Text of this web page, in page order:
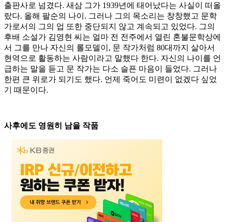
출판사로 넘겼다. 새삼 그가 1939년에 태어났다는 사실이 떠올
랐다. 올해 팔순의 나이. 그러나 그의 목소리는 창창했고 문학
가로서의 그의 업 또한 중단되지 않고 계속되고 있었다. 그의
후배 소설가 김영현 씨는 얼마 전 전주에서 열린 혼불문학상에
서 그를 만나 자신의 롤모델이, 문 작가처럼 80대까지 살아서
현역으로 활동하는 사람이라고 말했다 한다. 자신의 나이를 언
급하는 말을 듣고 문 작가는 다소 슬픈 마음이 들었다. 그러나
한편 큰 위로가 되기도 했다. 언제 죽어도 미련이 없겠다 싶었
기 때문이다.
사후에도 영원히 남을 작품